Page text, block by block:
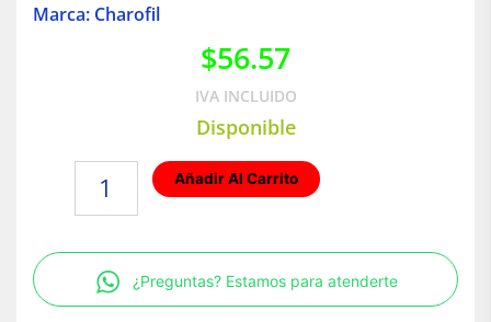
Marca: Charofil
$56.57
IVA INCLUIDO
Disponible
COPLE/TUBO
20MM
IP67
cantidad
Añadir Al Carrito
¿Preguntas? Estamos para atenderte